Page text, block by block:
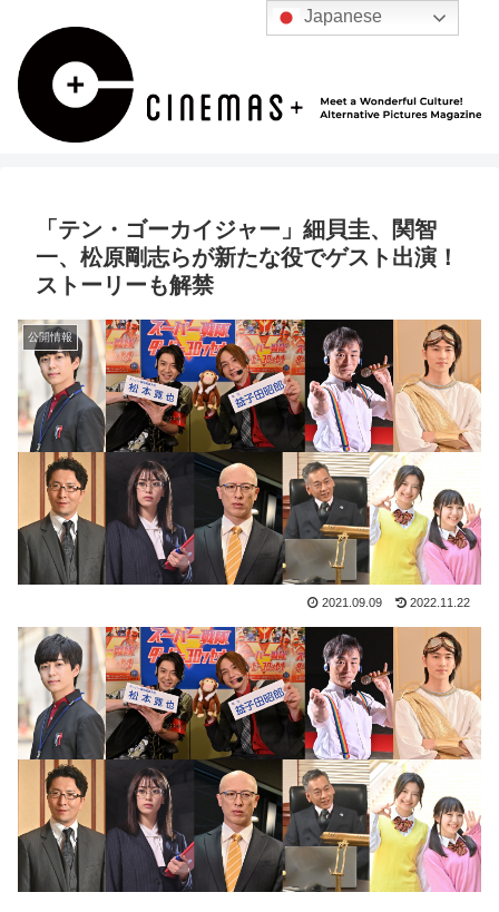
「テン・ゴーカイジャー」細貝圭、関智
一、松原剛志らが新たな役でゲスト出演！
ストーリーも解禁
公開情報
2021.09.09 2022.11.22
Japanese